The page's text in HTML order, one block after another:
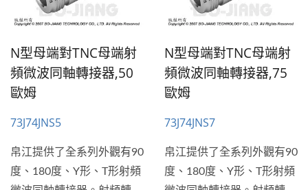
N型母端對TNC母端射
頻微波同軸轉接器,50
歐姆
73J74JNS5
帛江提供了全系列外觀有90
度、180度、Y形、T形射頻
N型母端對TNC母端射
頻微波同軸轉接器,75
歐姆
73J74JNS7
帛江提供了全系列外觀有90
度、180度、Y形、T形射頻